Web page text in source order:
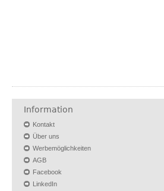
Information
Kontakt
Über uns
Werbemöglichkeiten
AGB
Facebook
LinkedIn